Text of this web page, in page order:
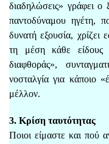
διαδηλώσεις» γράφει ο
παντοδύναμου ηγέτη,
δυνατή εξουσία, χρίζει
τη μέση κάθε είδους
διαφθοράς»,
νοσταλγία για κάποιο
μέλλον.
3. Κρίση ταυτότητας
Ποιοι είμαστε και πού